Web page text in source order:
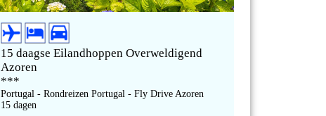
15 daagse Eilandhoppen Overweldigend
Azoren
***
Portugal - Rondreizen Portugal - Fly Drive Azoren
15 dagen